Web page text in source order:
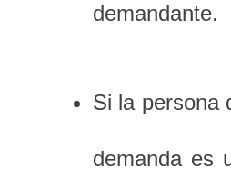
demandante.
Si la persona
demanda es